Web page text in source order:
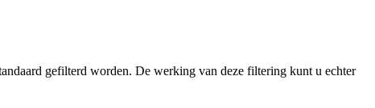
gefilterd worden. De werking van deze filtering kunt u echter